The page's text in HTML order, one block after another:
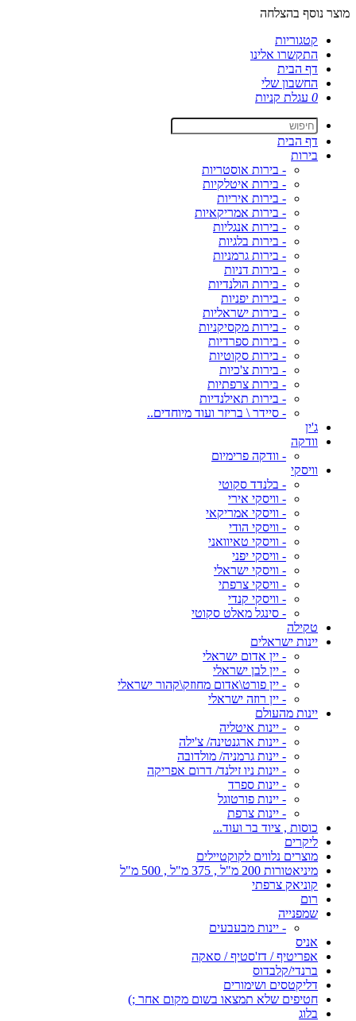
מוצר נוסף בהצלחה
קטגוריות
התקשרו אלינו
דף הבית
החשבון שלי
0 עגלת קניות
דף הבית
בירות
- בירות אוסטריות
- בירות איטלקיות
- בירות איריות
- בירות אמריקאיות
- בירות אנגליות
- בירות בלגיות
- בירות גרמניות
- בירות דניות
- בירות הולנדיות
- בירות יפניות
- בירות ישראליות
- בירות מקסיקניות
- בירות ספרדיות
- בירות סקוטיות
- בירות צ'כיות
- בירות צרפתיות
- בירות תאילנדיות
- סיידר \ בריזר ועוד מיוחדים..
ג'ין
וודקה
- וודקה פרימיום
וויסקי
- בלנדד סקוטי
- וויסקי אירי
- וויסקי אמריקאי
- וויסקי הודי
- וויסקי טאיוואני
- וויסקי יפני
- וויסקי ישראלי
- וויסקי צרפתי
- וויסקי קנדי
- סינגל מאלט סקוטי
טקילה
יינות ישראלים
- יין אדום ישראלי
- יין לבן ישראלי
- יין פורט\אדום מחוזק\קהור ישראלי
- יין רוזה ישראלי
יינות מהעולם
- יינות איטליה
- יינות ארגנטינה/ צ'ילה
- יינות גרמניה/ מולדובה
- יינות ניו זילנד/ דרום אפריקה
- יינות ספרד
- יינות פורטוגל
- יינות צרפת
כוסות , ציוד בר ועוד...
ליקרים
מוצרים נלווים לקוקטיילים
מיניאטורות 200 מ"ל , 375 מ"ל , 500 מ"ל
קוניאק צרפתי
רום
שמפנייה
- יינות מבעבעים
אניס
אפריטיף / דז'סטיף / סאקה
ברנדי/קלבדוס
דליקטסים ושימורים
חטיפים שלא תמצאו בשום מקום אחר ;)
בלוג